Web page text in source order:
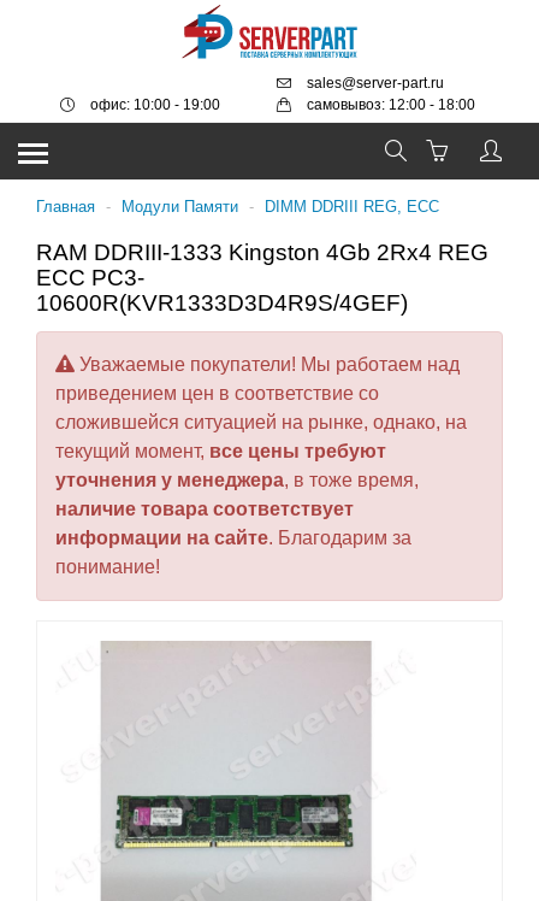
sales@server-part.ru
самовывоз: 12:00 - 18:00
офис: 10:00 - 19:00
Главная - Модули Памяти - DIMM DDRIII REG, ECC
RAM DDRIII-1333 Kingston 4Gb 2Rx4 REG
ECC PC3-
10600R(KVR1333D3D4R9S/4GEF)
Уважаемые покупатели! Мы работаем над
приведением цен в соответствие со
сложившейся ситуацией на рынке, однако, на
текущий момент, все цены требуют
уточнения у менеджера, в тоже время,
наличие товара соответствует
информации на сайте. Благодарим за
понимание!